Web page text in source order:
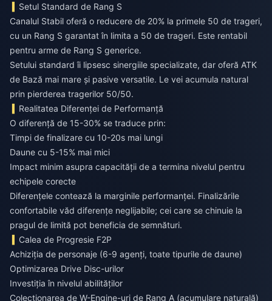
Setul Standard de Rang S
Canalul Stabil oferă o reducere de 20% la primele 50 de trageri,
cu un Rang S garantat în limita a 50 de trageri. Este rentabil
pentru arme de Rang S generice.
Setului standard îi lipsesc sinergiile specializate, dar oferă ATK
de Bază mai mare și pasive versatile. Le vei acumula natural
prin pierderea tragerilor 50/50.
Realitatea Diferenței de Performanță
O diferență de 15-30% se traduce prin:
Timpi de finalizare cu 10-20s mai lungi
Daune cu 5-15% mai mici
Impact minim asupra capacității de a termina nivelul pentru
echipele corecte
Diferențele contează la marginile performanței. Finalizările
confortabile văd diferențe neglijabile; cei care se chinuie la
pragul de limită pot beneficia de semnături.
Calea de Progresie F2P
Achiziția de personaje (6-9 agenți, toate tipurile de daune)
Optimizarea Drive Disc-urilor
Investiția în nivelul abilităților
Colecționarea de W-Engine-uri de Rang A (acumulare naturală)